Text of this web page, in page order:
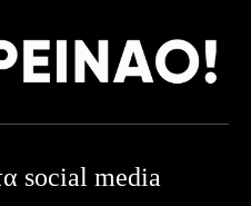
social media